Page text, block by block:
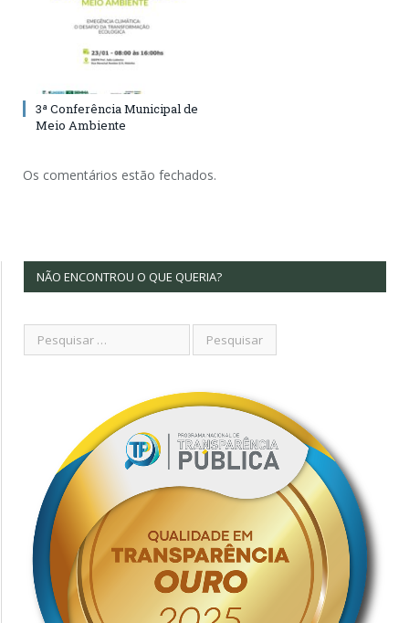
3ª Conferência Municipal de
Meio Ambiente
Os comentários estão fechados.
NÃO ENCONTROU O QUE QUERIA?